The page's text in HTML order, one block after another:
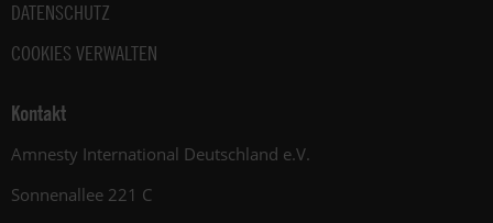
DATENSCHUTZ
COOKIES VERWALTEN
Kontakt
Amnesty International Deutschland e.V.
Sonnenallee 221 C